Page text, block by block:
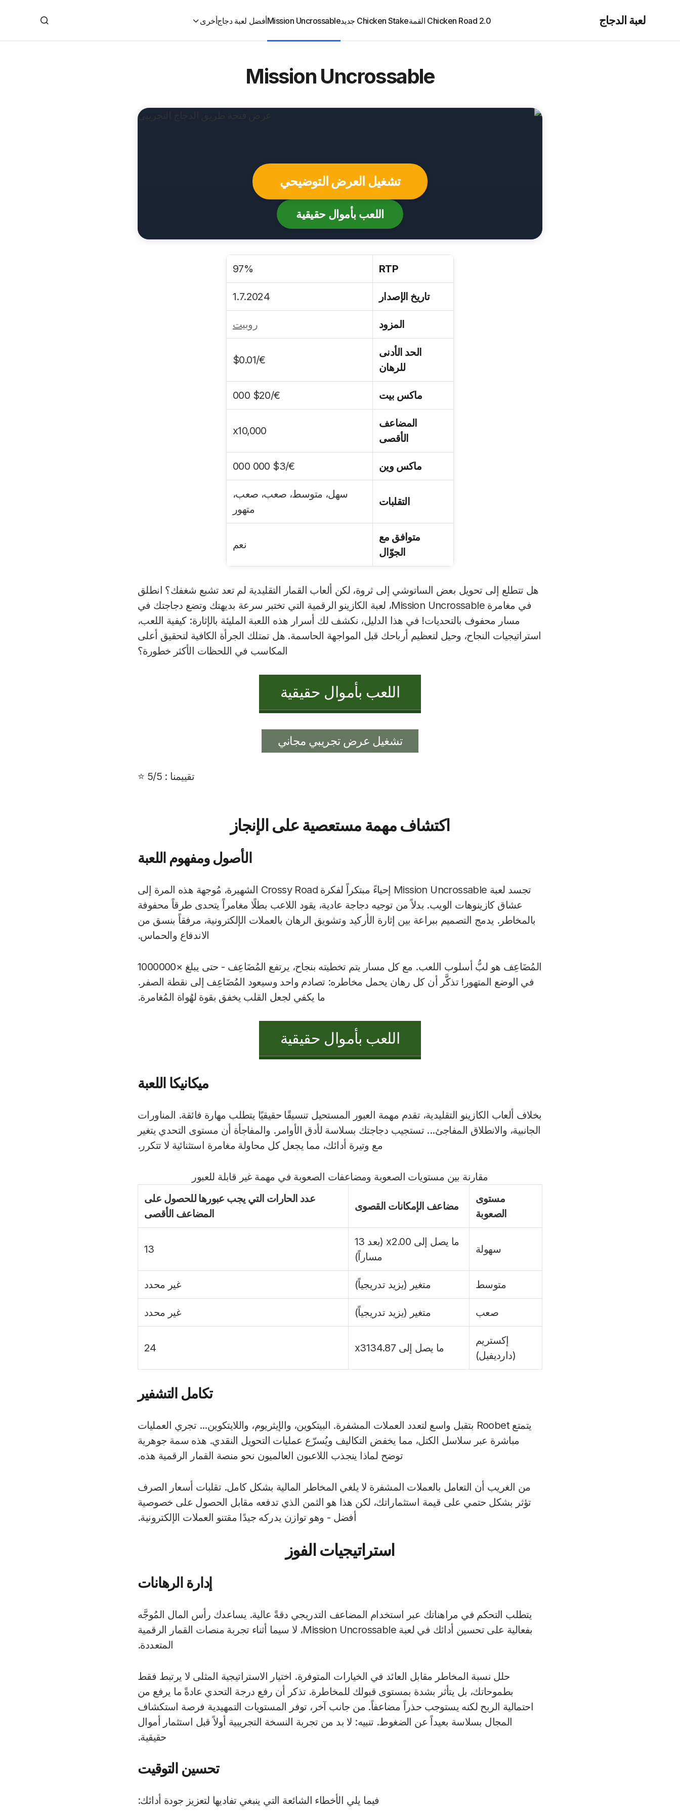
لعبة الدجاج Chicken Road 2.0 القمة Chicken Stake جديد Mission Uncrossableأفضل لعبة دجاجأخرى
Mission Uncrossable
تشغيل العرض التوضيحي
اللعب بأموال حقيقية
RTP
97%
تاريخ الإصدار 1.7.2024
المزود روبيت
الحد الأدنى
للرهان
€/$0.01
ماكس بيت €/$20 000
المضاعف
الأقصى
x10,000
ماكس وين €/$3 000 000
التقلبات
سهل، متوسط، صعب، صعب،
متهور
متوافق مع
الجوّال
نعم
هل تتطلع إلى تحويل بعض الساتوشي إلى ثروة، لكن ألعاب القمار التقليدية لم تعد تشبع شغفك؟ انطلق
في مغامرة Mission Uncrossable، لعبة الكازينو الرقمية التي تختبر سرعة بديهتك وتضع دجاجتك في
مسار محفوف بالتحديات! في هذا الدليل، نكشف لك أسرار هذه اللعبة المليئة بالإثارة: كيفية اللعب،
استراتيجيات النجاح، وحيل لتعظيم أرباحك قبل المواجهة الحاسمة. هل تمتلك الجرأة الكافية لتحقيق أعلى
المكاسب في اللحظات الأكثر خطورة؟
اللعب بأموال حقيقية
تشغيل عرض تجريبي مجاني
تقييمنا : 5/5 ⭐
اكتشاف مهمة مستعصية على الإنجاز
الأصول ومفهوم اللعبة
تجسد لعبة Mission Uncrossable إحياءً مبتكراً لفكرة Crossy Road الشهيرة، مُوجهة هذه المرة إلى
عشاق كازينوهات الويب. بدلاً من توجيه دجاجة عادية، يقود اللاعب بطلًا مغامراً يتحدى طرقاً محفوفة
بالمخاطر. يدمج التصميم ببراعة بين إثارة الأركيد وتشويق الرهان بالعملات الإلكترونية، مرفقاً بنسق من
الاندفاع والحماس.
المُضَاعِف هو لبُّ أسلوب اللعب. مع كل مسار يتم تخطيته بنجاح، يرتفع المُضَاعِف - حتى يبلغ ×1000000
في الوضع المتهور! تذكَّر أن كل رهان يحمل مخاطره: تصادم واحد وسيعود المُضَاعِف إلى نقطة الصفر.
ما يكفي لجعل القلب يخفق بقوة لهُواة المُغامرة.
اللعب بأموال حقيقية
ميكانيكا اللعبة
بخلاف ألعاب الكازينو التقليدية، تقدم مهمة العبور المستحيل تنسيقًا حقيقيًا يتطلب مهارة فائقة. المناورات
الجانبية، والانطلاق المفاجئ... تستجيب دجاجتك بسلاسة لأدق الأوامر. والمفاجأة أن مستوى التحدي يتغير
مع وتيرة أدائك، مما يجعل كل محاولة مغامرة استثنائية لا تتكرر.
مقارنة بين مستويات الصعوبة ومضاعفات الصعوبة في مهمة غير قابلة للعبور
مستوى
الصعوبة
مضاعف الإمكانات القصوى
عدد الحارات التي يجب عبورها للحصول على
المضاعف الأقصى
سهولة
ما يصل إلى x2.00 (بعد 13
مساراً)
13
متوسط متغير (يزيد تدريجياً) غير محدد
صعب متغير (يزيد تدريجياً) غير محدد
إكستريم
(دارديفيل)
ما يصل إلى x3134.87 24
تكامل التشفير
يتمتع Roobet بتقبل واسع لتعدد العملات المشفرة. البيتكوين، والإيثريوم، واللايتكوين... تجري العمليات
مباشرة عبر سلاسل الكتل، مما يخفض التكاليف ويُسرّع عمليات التحويل النقدي. هذه سمة جوهرية
توضح لماذا ينجذب اللاعبون العالميون نحو منصة القمار الرقمية هذه.
من الغريب أن التعامل بالعملات المشفرة لا يلغي المخاطر المالية بشكل كامل. تقلبات أسعار الصرف
تؤثر بشكل حتمي على قيمة استثماراتك، لكن هذا هو الثمن الذي تدفعه مقابل الحصول على خصوصية
أفضل - وهو توازن يدركه جيدًا مقتنو العملات الإلكترونية.
استراتيجيات الفوز
إدارة الرهانات
يتطلب التحكم في مراهناتك عبر استخدام المضاعف التدريجي دقةً عالية. يساعدك رأس المال المُوجَّه
بفعالية على تحسين أدائك في لعبة Mission Uncrossable، لا سيما أثناء تجربة منصات القمار الرقمية
المتعددة.
حلل نسبة المخاطر مقابل العائد في الخيارات المتوفرة. اختيار الاستراتيجية المثلى لا يرتبط فقط
بطموحاتك، بل يتأثر بشدة بمستوى قبولك للمخاطرة. تذكر أن رفع درجة التحدي عادةً ما يرفع من
احتمالية الربح لكنه يستوجب حذراً مضاعفاً. من جانب آخر، توفر المستويات التمهيدية فرصة استكشاف
المجال بسلاسة بعيداً عن الضغوط. تنبيه: لا بد من تجربة النسخة التجريبية أولاً قبل استثمار أموال
حقيقية.
تحسين التوقيت
فيما يلي الأخطاء الشائعة التي ينبغي تفاديها لتعزيز جودة أدائك: